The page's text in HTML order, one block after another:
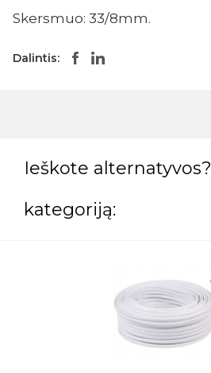
Skersmuo: 33/8mm.
Dalintis:
Ieškote
kategoriją: